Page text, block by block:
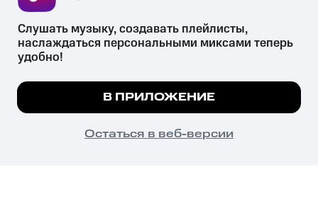
психотропных веществ, их аналогов причиняет вред здоровью,
их незаконный оборот запрещён и влечёт установленную
законодательством ответственность.
© 2026 ООО «КИОН».
Все права защищены
Мы используем куки, чтобы на сайте все
Подробнее
ПОНЯТНО
Слушать музыку, создавать плейлисты,
наслаждаться персональными миксами теперь
удобно!
В ПРИЛОЖЕНИЕ
Остаться в веб-версии